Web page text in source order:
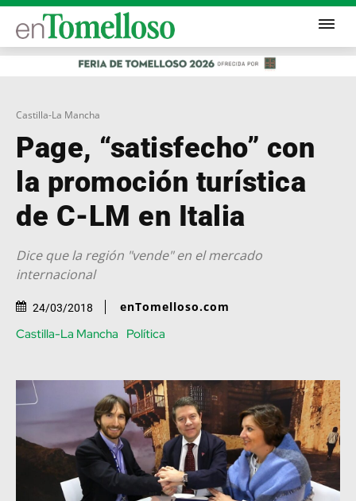
Castilla-La Mancha
Page, “satisfecho” con
la promoción turística
de C-LM en Italia
Dice que la región "vende" en el mercado
internacional
24/03/2018 enTomelloso.com
Castilla-La Mancha Política